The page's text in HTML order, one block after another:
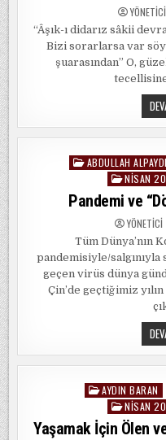
YÖNETICI
“Âşık-ı didarız sâkii
Bizi sorarlarsa var
şuarasından” O,
Posted
ABDULLAH
NISAN
Pandemi ve
YÖNETICI
Tüm Dünya’nın
pandemisiyle/salgınıyla
geçen virüs dünya
Çin’de geçtiğimiz
Posted
AYDIN BARAN
NISAN
Yaşamak İçin Ölen